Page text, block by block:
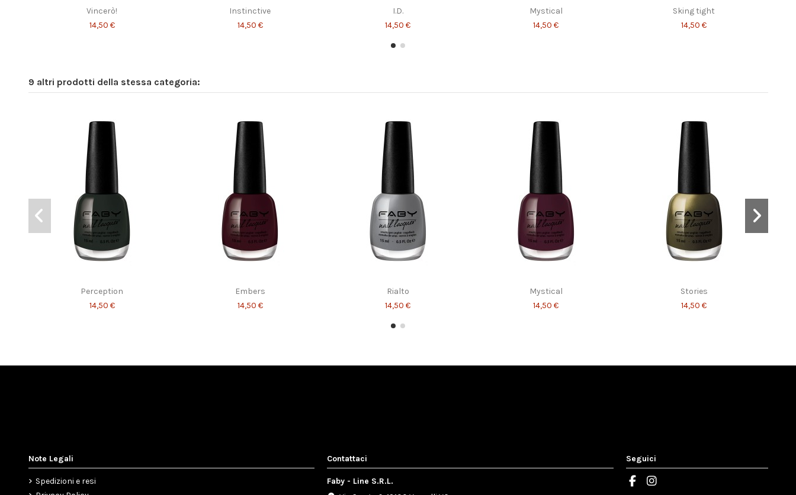
Vincerò!
14,50 €
Instinctive
14,50 €
I.D.
14,50 €
Mystical
14,50 €
Sking tight
14,50 €
Stories
14,50 €
Eternity
14,50 €
Top of the Fabies Mini Kit
30,00 €
9 altri prodotti della stessa categoria:
Perception
14,50 €
Embers
14,50 €
Rialto
14,50 €
Mystical
14,50 €
Stories
14,50 €
Note Legali
Spedizioni e resi
Contattaci
Faby - Line S.R.L.
Seguici